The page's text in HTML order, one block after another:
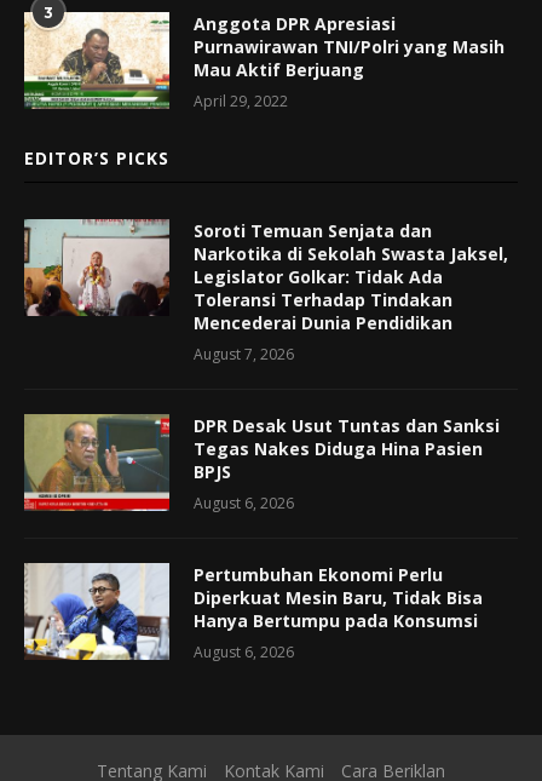
3
Anggota DPR Apresiasi
Purnawirawan TNI/Polri yang Masih
Mau Aktif Berjuang
April 29, 2022
EDITOR’S PICKS
Soroti Temuan Senjata dan
Narkotika di Sekolah Swasta Jaksel,
Legislator Golkar: Tidak Ada
Toleransi Terhadap Tindakan
Mencederai Dunia Pendidikan
August 7, 2026
DPR Desak Usut Tuntas dan Sanksi
Tegas Nakes Diduga Hina Pasien
BPJS
August 6, 2026
Pertumbuhan Ekonomi Perlu
Diperkuat Mesin Baru, Tidak Bisa
Hanya Bertumpu pada Konsumsi
August 6, 2026
Tentang Kami Kontak Kami Cara Beriklan